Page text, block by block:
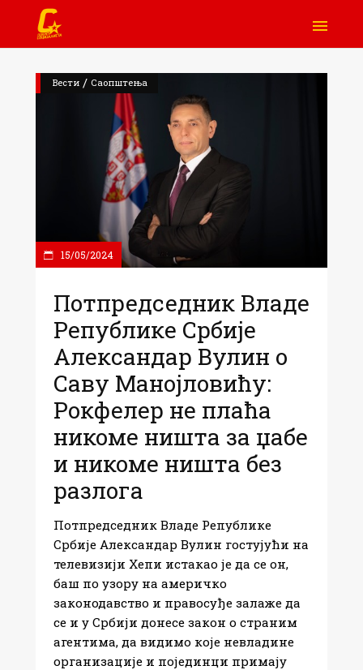
Вести / Саопштења
15/05/2024
Потпредседник Владе
Републике Србије
Александар Вулин о
Саву Манојловићу:
Рокфелер не плаћа
никоме ништа за џабе
и никоме ништа без
разлога
Потпредседник Владе Републике
Србије Александар Вулин гостујући на
телевизији Хепи истакао је да се он,
баш по узору на америчко
законодавство и правосуђе залаже да
се и у Србији донесе закон о страним
агентима, да видимо које невладине
организације и појединци примају